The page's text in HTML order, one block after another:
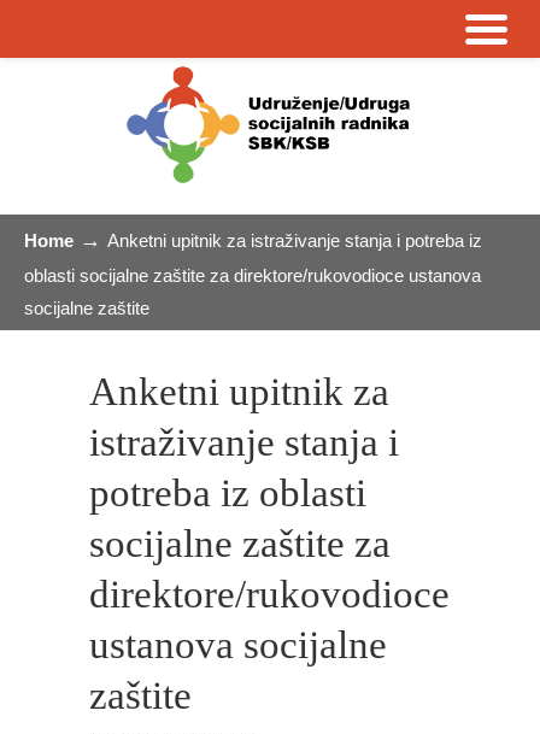
Home → Anketni upitnik za istraživanje stanja i potreba iz
oblasti socijalne zaštite za direktore/rukovodioce ustanova
socijalne zaštite
Anketni upitnik za
istraživanje stanja i
potreba iz oblasti
socijalne zaštite za
direktore/rukovodioce
ustanova socijalne
zaštite